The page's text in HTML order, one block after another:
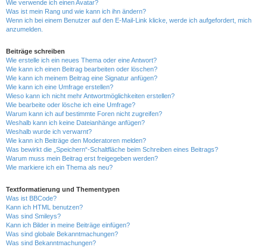
Wie verwende ich einen Avatar?
Was ist mein Rang und wie kann ich ihn ändern?
Wenn ich bei einem Benutzer auf den E-Mail-Link klicke, werde ich aufgefordert, mich
anzumelden.
Beiträge schreiben
Wie erstelle ich ein neues Thema oder eine Antwort?
Wie kann ich einen Beitrag bearbeiten oder löschen?
Wie kann ich meinem Beitrag eine Signatur anfügen?
Wie kann ich eine Umfrage erstellen?
Wieso kann ich nicht mehr Antwortmöglichkeiten erstellen?
Wie bearbeite oder lösche ich eine Umfrage?
Warum kann ich auf bestimmte Foren nicht zugreifen?
Weshalb kann ich keine Dateianhänge anfügen?
Weshalb wurde ich verwarnt?
Wie kann ich Beiträge den Moderatoren melden?
Was bewirkt die „Speichern“-Schaltfläche beim Schreiben eines Beitrags?
Warum muss mein Beitrag erst freigegeben werden?
Wie markiere ich ein Thema als neu?
Textformatierung und Thementypen
Was ist BBCode?
Kann ich HTML benutzen?
Was sind Smileys?
Kann ich Bilder in meine Beiträge einfügen?
Was sind globale Bekanntmachungen?
Was sind Bekanntmachungen?